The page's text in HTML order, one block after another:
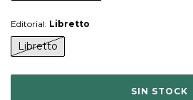
Editorial: Libretto
Libretto